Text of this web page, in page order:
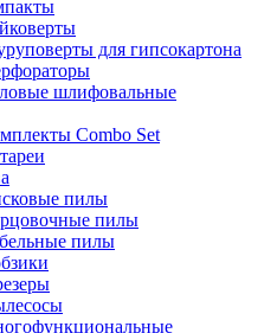
для гипсокартона
шлифовальные
Combo Set
пилы
пилы
пилы